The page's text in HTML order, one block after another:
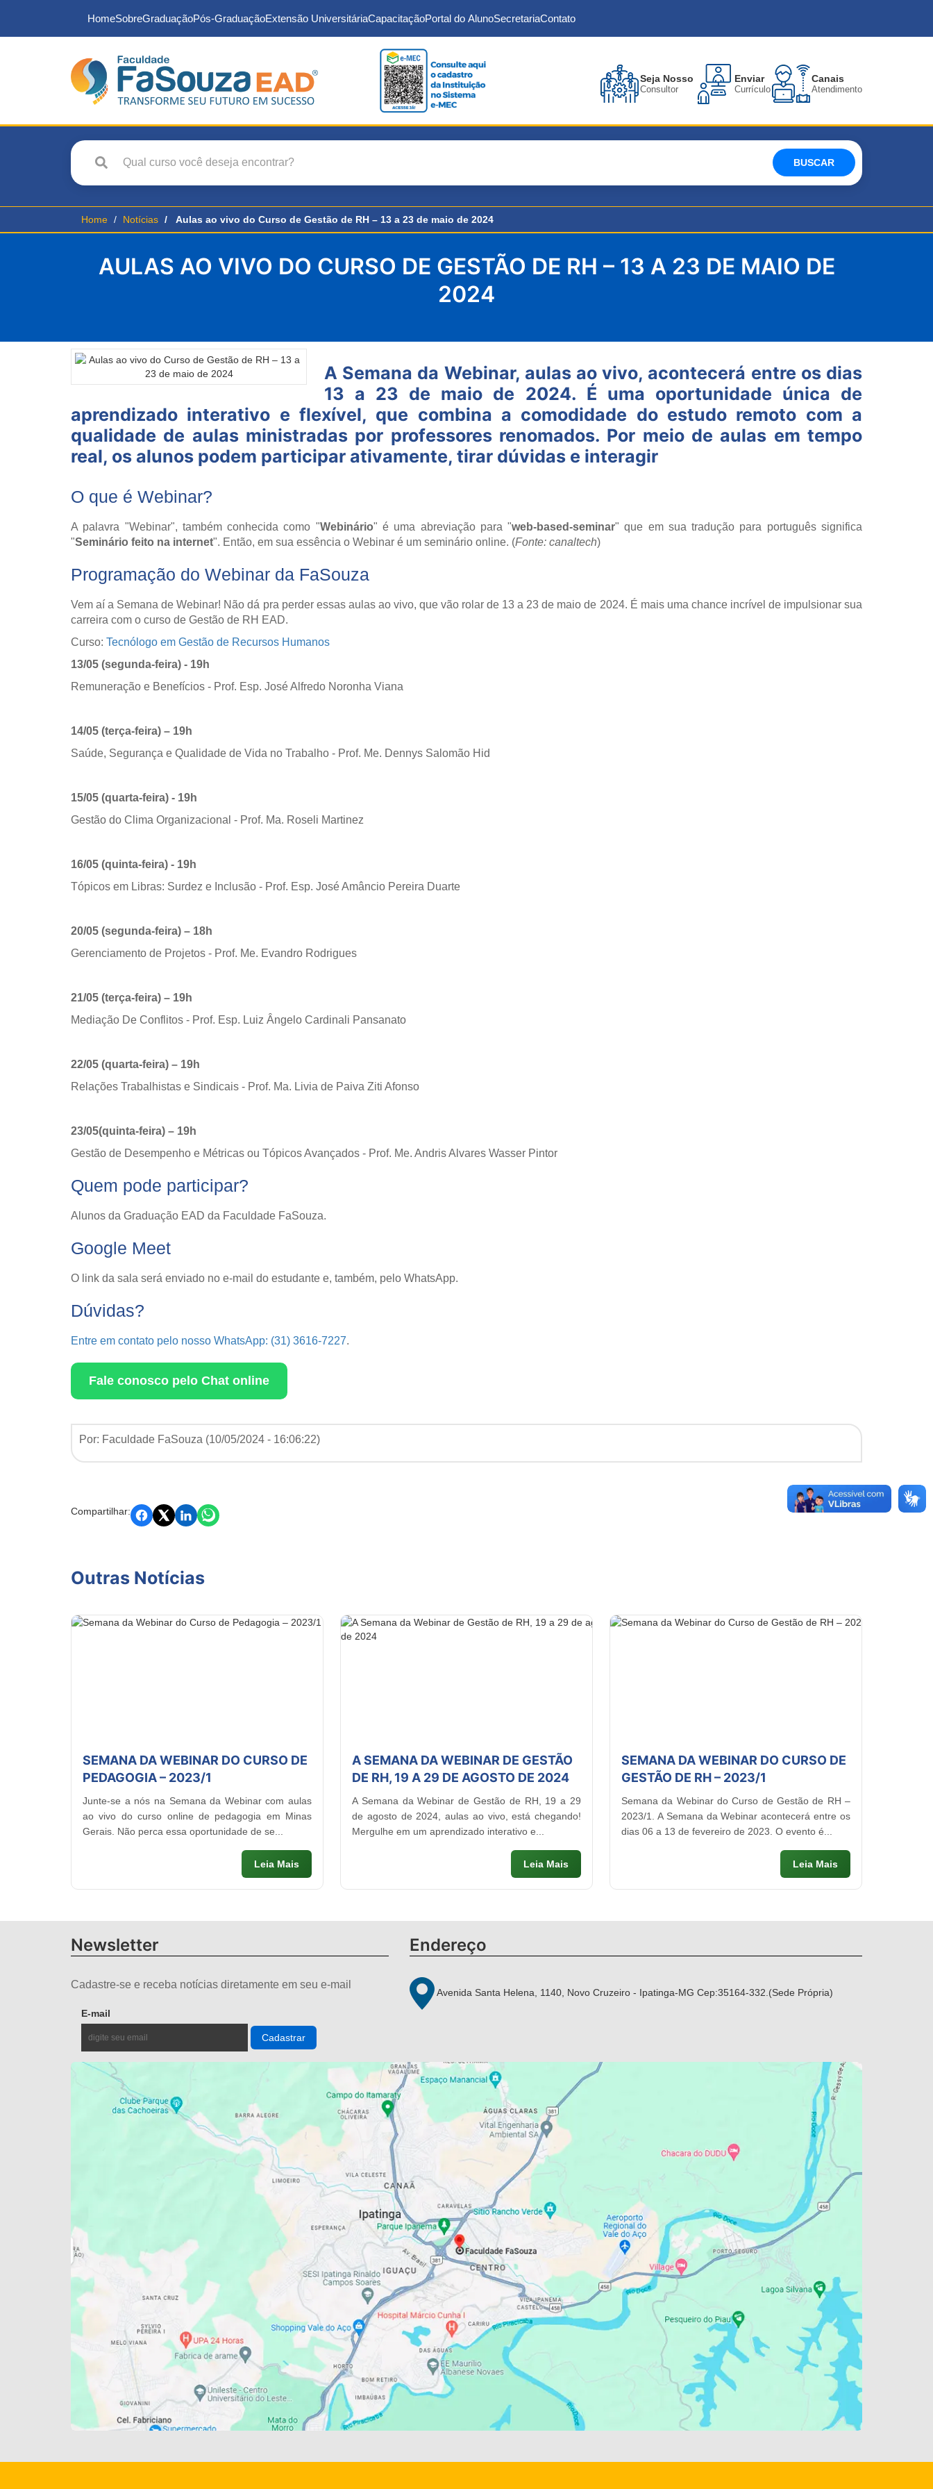
HomeSobreGraduaçãoPós-GraduaçãoExtensão UniversitáriaCapacitaçãoPortal do AlunoSecretariaContato
Seja Nosso
Consultor
Enviar
Currículo
Canais
Atendimento
BUSCAR
Home Notícias Aulas ao vivo do Curso de Gestão de RH – 13 a 23 de maio de 2024
AULAS AO VIVO DO CURSO DE GESTÃO DE RH – 13 A 23 DE MAIO DE
2024
A Semana da Webinar, aulas ao vivo, acontecerá entre os dias
13 a 23 de maio de 2024. É uma oportunidade única de
aprendizado interativo e flexível, que combina a comodidade do estudo remoto com a
qualidade de aulas ministradas por professores renomados. Por meio de aulas em tempo
real, os alunos podem participar ativamente, tirar dúvidas e interagir
O que é Webinar?
A palavra "Webinar", também conhecida como "Webinário" é uma abreviação para "web-based-seminar" que em sua tradução para português significa
"Seminário feito na internet". Então, em sua essência o Webinar é um seminário online. (Fonte: canaltech)
Programação do Webinar da FaSouza
Vem aí a Semana de Webinar! Não dá pra perder essas aulas ao vivo, que vão rolar de 13 a 23 de maio de 2024. É mais uma chance incrível de impulsionar sua
carreira com o curso de Gestão de RH EAD.
Curso: Tecnólogo em Gestão de Recursos Humanos
13/05 (segunda-feira) - 19h
Remuneração e Benefícios - Prof. Esp. José Alfredo Noronha Viana
14/05 (terça-feira) – 19h
Saúde, Segurança e Qualidade de Vida no Trabalho - Prof. Me. Dennys Salomão Hid
15/05 (quarta-feira) - 19h
Gestão do Clima Organizacional - Prof. Ma. Roseli Martinez
16/05 (quinta-feira) - 19h
Tópicos em Libras: Surdez e Inclusão - Prof. Esp. José Amâncio Pereira Duarte
20/05 (segunda-feira) – 18h
Gerenciamento de Projetos - Prof. Me. Evandro Rodrigues
21/05 (terça-feira) – 19h
Mediação De Conflitos - Prof. Esp. Luiz Ângelo Cardinali Pansanato
22/05 (quarta-feira) – 19h
Relações Trabalhistas e Sindicais - Prof. Ma. Livia de Paiva Ziti Afonso
23/05(quinta-feira) – 19h
Gestão de Desempenho e Métricas ou Tópicos Avançados - Prof. Me. Andris Alvares Wasser Pintor
Quem pode participar?
Alunos da Graduação EAD da Faculdade FaSouza.
Google Meet
O link da sala será enviado no e-mail do estudante e, também, pelo WhatsApp.
Dúvidas?
Entre em contato pelo nosso WhatsApp: (31) 3616-7227.
Fale conosco pelo Chat online
Por: Faculdade FaSouza (10/05/2024 - 16:06:22)
Compartilhar:
Outras Notícias
SEMANA DA WEBINAR DO CURSO DE
PEDAGOGIA – 2023/1
Junte-se a nós na Semana da Webinar com aulas
ao vivo do curso online de pedagogia em Minas
Gerais. Não perca essa oportunidade de se...
Leia Mais
A SEMANA DA WEBINAR DE GESTÃO
DE RH, 19 A 29 DE AGOSTO DE 2024
A Semana da Webinar de Gestão de RH, 19 a 29
de agosto de 2024, aulas ao vivo, está chegando!
Mergulhe em um aprendizado interativo e...
Leia Mais
SEMANA DA WEBINAR DO CURSO DE
GESTÃO DE RH – 2023/1
Semana da Webinar do Curso de Gestão de RH –
2023/1. A Semana da Webinar acontecerá entre os
dias 06 a 13 de fevereiro de 2023. O evento é...
Leia Mais
Newsletter
Cadastre-se e receba notícias diretamente em seu e-mail
E-mail
Endereço
Avenida Santa Helena, 1140, Novo Cruzeiro - Ipatinga-MG Cep:35164-332.(Sede Própria)